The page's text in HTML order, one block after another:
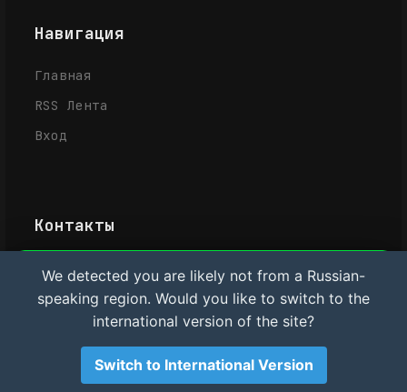
We detected you are likely not from a Russian-
speaking region. Would you like to switch to the
international version of the site?
Switch to International Version
Навигация
Главная
RSS Лента
Вход
Контакты
Усачёв Денис Евгеньевич
IT-услуги в Рыбинске
Важная информация и Cookie
Мы используем файлы cookie для аналитики.
Материалы сайта носятисключительно
ответственности за возможный ущерб
оборудованию или ПО. Используя сайт, вы
соглашаетесь с этими условиями.